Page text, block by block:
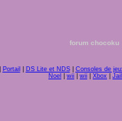
forum chocoku
Portail DS Lite et NDS| Consoles de
Noel
wii wii Xbox